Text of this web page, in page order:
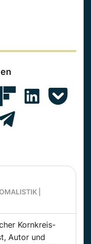
|
Kornkreis-
Autor und